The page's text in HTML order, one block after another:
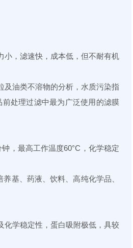
，滤速快，成本低，但不耐有机
油类不溶物的分析，水质污染指
处理过滤中最为广泛使用的滤膜
，最高工作温度60°C，化学稳定
基、药液、饮料、高纯化学品、
学稳定性，蛋白吸附极低，具较